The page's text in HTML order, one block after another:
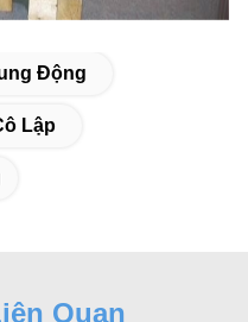
Động
Lập
Quan